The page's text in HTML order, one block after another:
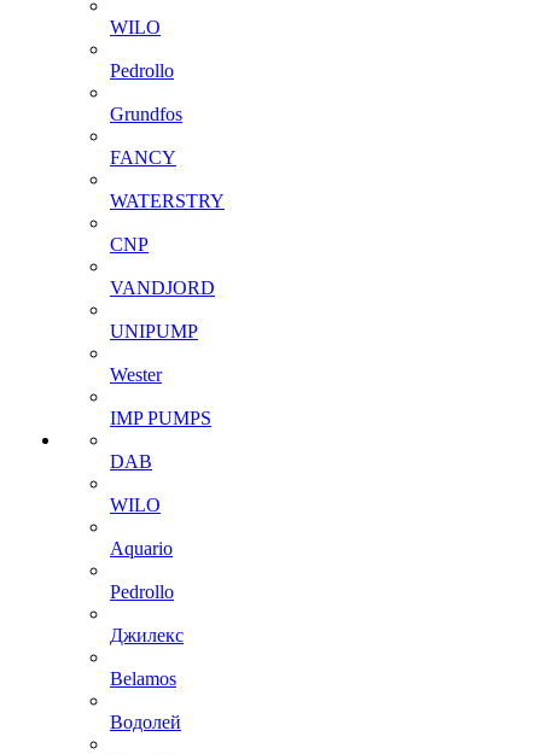
WILO
Pedrollo
Grundfos
FANCY
WATERSTRY
CNP
VANDJORD
UNIPUMP
Wester
IMP PUMPS
DAB
WILO
Aquario
Pedrollo
Джилекс
Belamos
Водолей